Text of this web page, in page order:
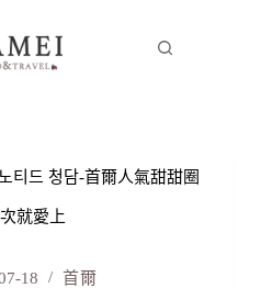
청담-首爾人氣甜甜圈
就愛上
18 首爾